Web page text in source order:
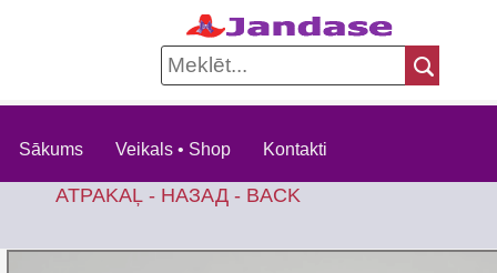
Sākums Veikals • Shop Kontakti
ATPAKAĻ - НАЗАД - BACK